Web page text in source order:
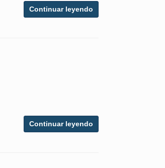
Continuar leyendo
Continuar leyendo